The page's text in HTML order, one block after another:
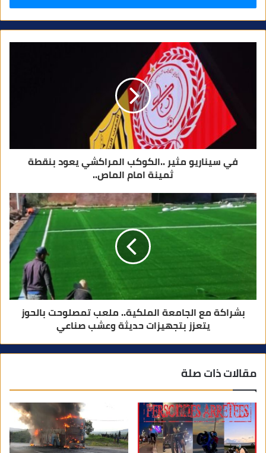
ر
ا
في سيناريو مثير ..الكوكب المراكشي يعود بنقطة
ثمينة امام الماص..
بشراكة مع الجامعة الملكية.. ملعب تمصلوحت بالحوز
يتعزز بتجهيزات حديثة وعشب صناعي
مقالات ذات صلة